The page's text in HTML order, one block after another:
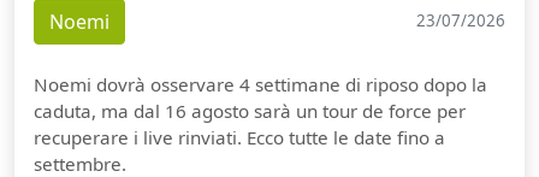
Noemi 23/07/2026
Noemi dovrà osservare 4 settimane di riposo dopo la
caduta, ma dal 16 agosto sarà un tour de force per
recuperare i live rinviati. Ecco tutte le date fino a
settembre.